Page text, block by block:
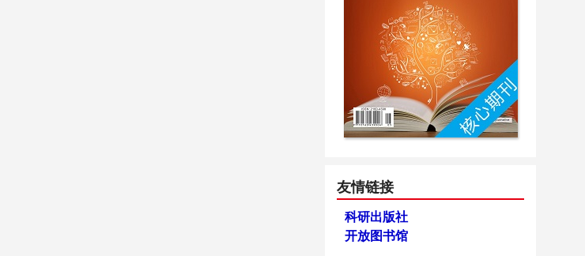
友情链接
科研出版社
开放图书馆